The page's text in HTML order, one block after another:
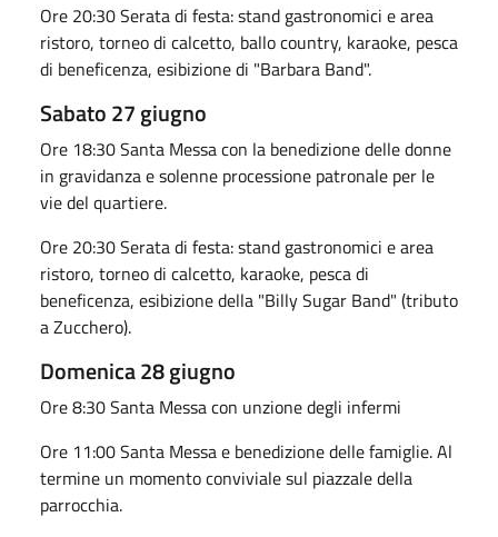
Ore 20:30 Serata di festa: stand gastronomici e area
ristoro, torneo di calcetto, ballo country, karaoke, pesca
di beneficenza, esibizione di "Barbara Band".
Sabato 27 giugno
Ore 18:30 Santa Messa con la benedizione delle donne
in gravidanza e solenne processione patronale per le
vie del quartiere.
Ore 20:30 Serata di festa: stand gastronomici e area
ristoro, torneo di calcetto, karaoke, pesca di
beneficenza, esibizione della "Billy Sugar Band" (tributo
a Zucchero).
Domenica 28 giugno
Ore 8:30 Santa Messa con unzione degli infermi
Ore 11:00 Santa Messa e benedizione delle famiglie. Al
termine un momento conviviale sul piazzale della
parrocchia.